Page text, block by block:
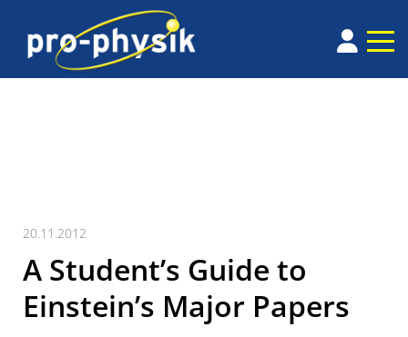
20.11.2012
A Student’s Guide to
Einstein’s Major Papers